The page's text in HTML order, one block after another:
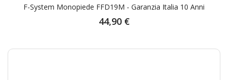
F-System Monopiede FFD19M - Garanzia Italia 10 Anni
44,90 €